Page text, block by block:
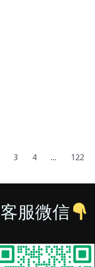
3 4 … 122
客服微信